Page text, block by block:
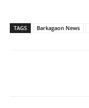
TAGS Barkagaon News